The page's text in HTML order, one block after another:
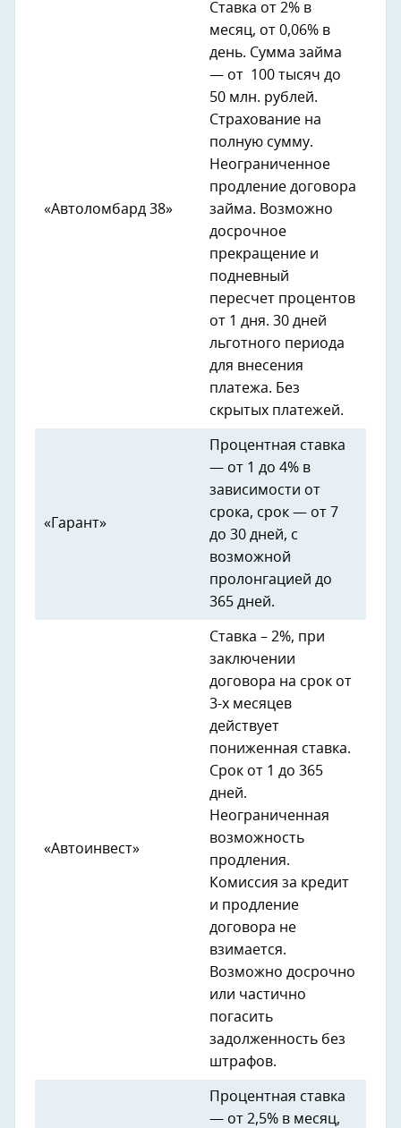
«Автоломбард 38»
Ставка от 2% в
месяц, от 0,06% в
день. Сумма займа
— от 100 тысяч до
50 млн. рублей.
Страхование на
полную сумму.
Неограниченное
продление договора
займа. Возможно
досрочное
прекращение и
подневный
пересчет процентов
от 1 дня. 30 дней
льготного периода
для внесения
платежа. Без
скрытых платежей.
«Гарант»
Процентная ставка
— от 1 до 4% в
зависимости от
срока, срок — от 7
до 30 дней, с
возможной
пролонгацией до
365 дней.
«Автоинвест»
Ставка – 2%, при
заключении
договора на срок от
3-х месяцев
действует
пониженная ставка.
Срок от 1 до 365
дней.
Неограниченная
возможность
продления.
Комиссия за кредит
и продление
договора не
взимается.
Возможно досрочно
или частично
погасить
задолженность без
штрафов.
Процентная ставка
— от 2,5% в месяц,